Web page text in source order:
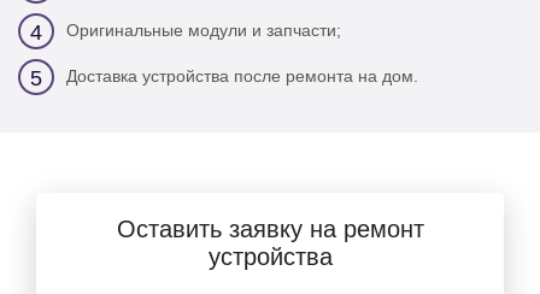
4 Оригинальные модули и запчасти;
5 Доставка устройства после ремонта на дом.
Оставить заявку на ремонт
устройства